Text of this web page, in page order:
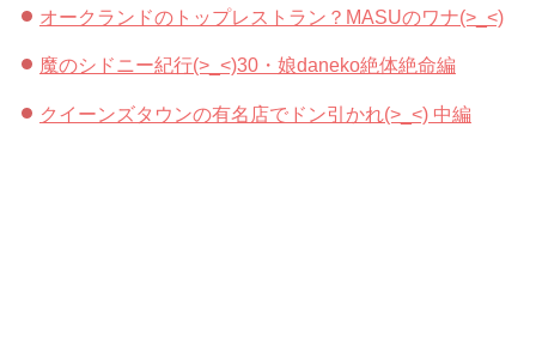
オークランドのトップレストラン？MASUのワナ(>_<)
魔のシドニー紀行(>_<)30・娘daneko絶体絶命編
クイーンズタウンの有名店でドン引かれ(>_<) 中編